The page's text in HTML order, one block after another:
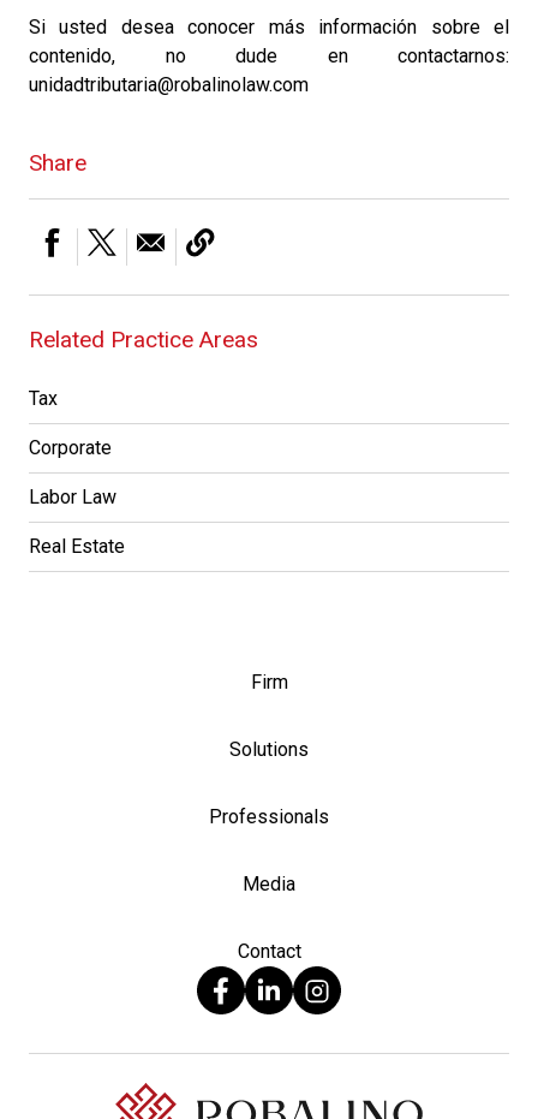
Si usted desea conocer más información sobre el
contenido, no dude en contactarnos:
unidadtributaria@robalinolaw.com
Share
Related Practice Areas
Tax
Corporate
Labor Law
Real Estate
Firm
Solutions
Professionals
Media
Contact